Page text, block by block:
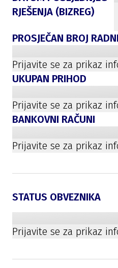
RJEŠENJA (BIZREG)
PROSJEČAN BROJ
Prijavite se za prikaz
UKUPAN PRIHOD
Prijavite se za prikaz
BANKOVNI RAČUNI
Prijavite se za prikaz
STATUS OBVEZNIKA
Prijavite se za prikaz